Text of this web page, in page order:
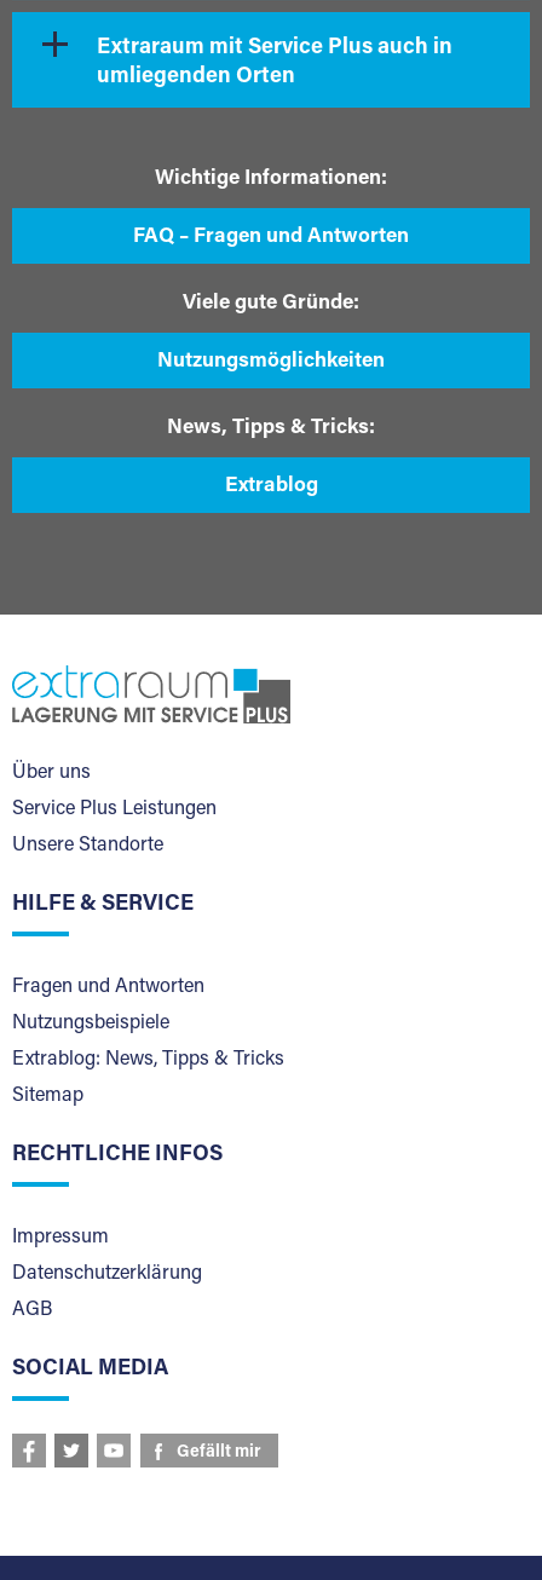
Extraraum mit Service Plus auch in
umliegenden Orten
Wichtige Informationen:
FAQ – Fragen und Antworten
Viele gute Gründe:
Nutzungsmöglichkeiten
News, Tipps & Tricks:
Extrablog
Über uns
Service Plus Leistungen
Unsere Standorte
HILFE & SERVICE
Fragen und Antworten
Nutzungsbeispiele
Extrablog: News, Tipps & Tricks
Sitemap
RECHTLICHE INFOS
Impressum
Datenschutzerklärung
AGB
SOCIAL MEDIA
Gefällt mir